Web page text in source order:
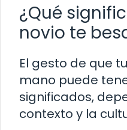
¿Qué
novio te
El gesto de que
mano puede
significados,
contexto y la